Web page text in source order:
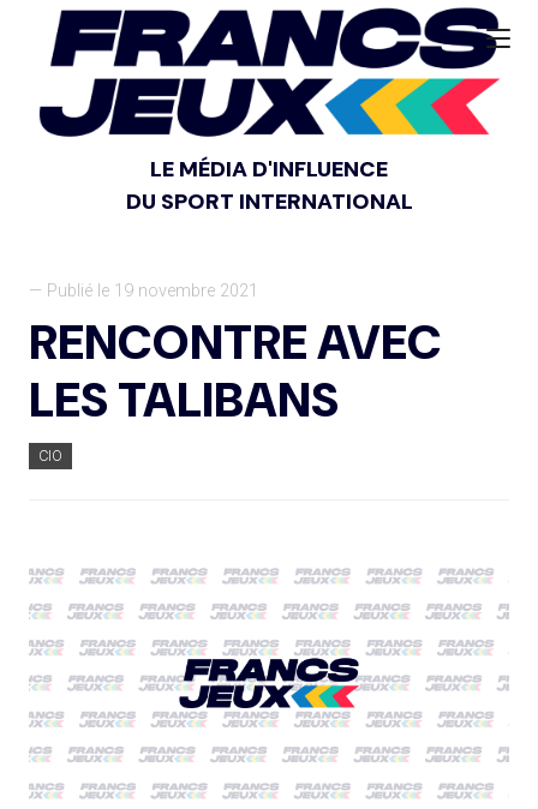
LE MÉDIA D'INFLUENCE
DU SPORT INTERNATIONAL
— Publié le 19 novembre 2021
RENCONTRE AVEC
LES TALIBANS
CIO